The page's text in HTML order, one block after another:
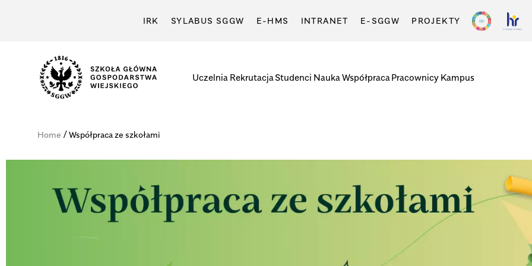
IRK SYLABUS SGGW E-HMS INTRANET E-SGGW PROJEKTY
Uczelnia Rekrutacja Studenci Nauka Współpraca Pracownicy Kampus
Home /Współpraca ze szkołami